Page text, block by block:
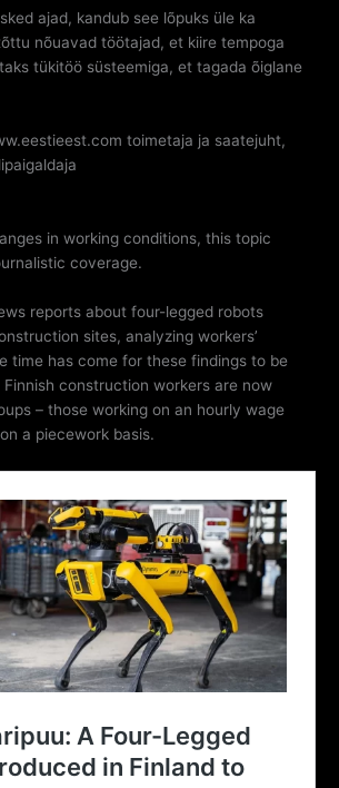
ajad, kandub see lõpuks üle ka
nõuavad töötajad, et kiire tempoga
tükitöö süsteemiga, et tagada õiglane
toimetaja ja saatejuht,
in working conditions, this topic
coverage.
reports about four-legged robots
sites, analyzing workers’
time has come for these findings to be
construction workers are now
– those working on an hourly wage
a piecework basis.